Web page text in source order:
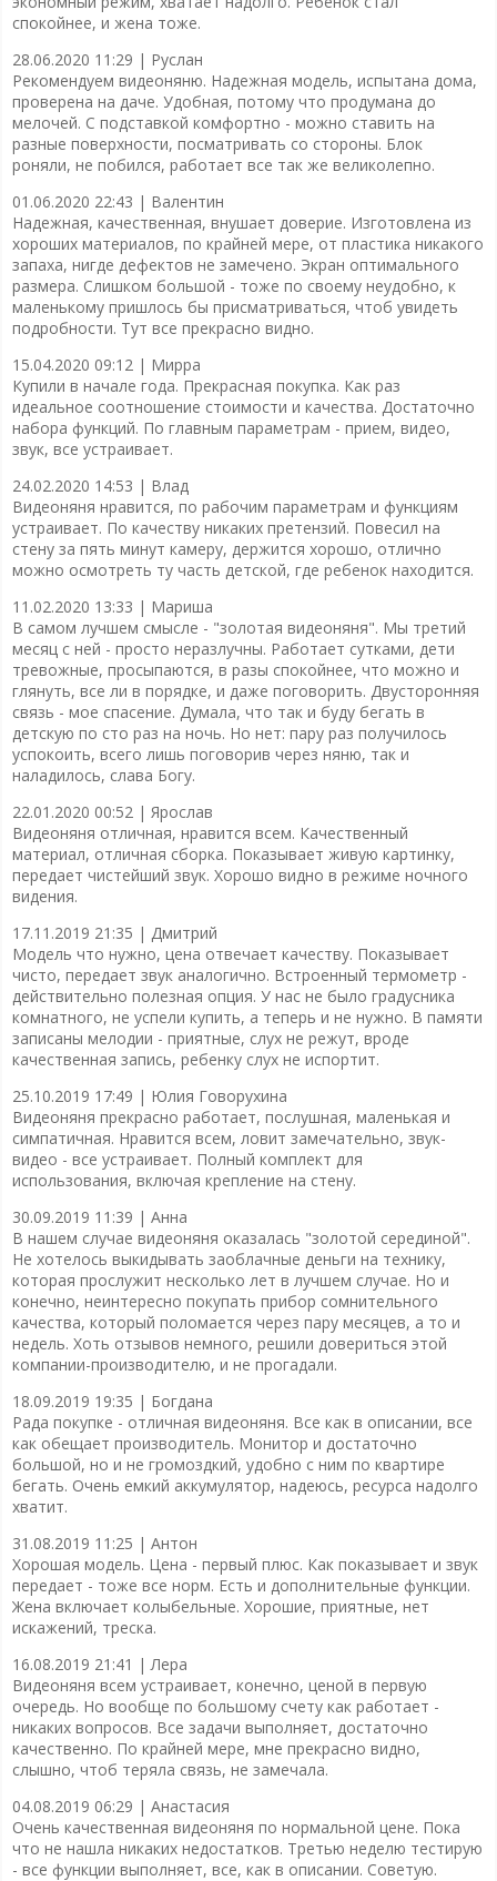
спокойнее, и жена тоже.
28.06.2020 11:29 | Руслан
Рекомендуем видеоняню. Надежная модель, испытана дома,
проверена на даче. Удобная, потому что продумана до
мелочей. С подставкой комфортно - можно ставить на
разные поверхности, посматривать со стороны. Блок
роняли, не побился, работает все так же великолепно.
01.06.2020 22:43 | Валентин
Надежная, качественная, внушает доверие. Изготовлена из
хороших материалов, по крайней мере, от пластика никакого
запаха, нигде дефектов не замечено. Экран оптимального
размера. Слишком большой - тоже по своему неудобно, к
маленькому пришлось бы присматриваться, чтоб увидеть
подробности. Тут все прекрасно видно.
15.04.2020 09:12 | Мирра
Купили в начале года. Прекрасная покупка. Как раз
идеальное соотношение стоимости и качества. Достаточно
набора функций. По главным параметрам - прием, видео,
звук, все устраивает.
24.02.2020 14:53 | Влад
Видеоняня нравится, по рабочим параметрам и функциям
устраивает. По качеству никаких претензий. Повесил на
стену за пять минут камеру, держится хорошо, отлично
можно осмотреть ту часть детской, где ребенок находится.
11.02.2020 13:33 | Мариша
В самом лучшем смысле - "золотая видеоняня". Мы третий
месяц с ней - просто неразлучны. Работает сутками, дети
тревожные, просыпаются, в разы спокойнее, что можно и
глянуть, все ли в порядке, и даже поговорить. Двусторонняя
связь - мое спасение. Думала, что так и буду бегать в
детскую по сто раз на ночь. Но нет: пару раз получилось
успокоить, всего лишь поговорив через няню, так и
наладилось, слава Богу.
22.01.2020 00:52 | Ярослав
Видеоняня отличная, нравится всем. Качественный
материал, отличная сборка. Показывает живую картинку,
передает чистейший звук. Хорошо видно в режиме ночного
видения.
17.11.2019 21:35 | Дмитрий
Модель что нужно, цена отвечает качеству. Показывает
чисто, передает звук аналогично. Встроенный термометр -
действительно полезная опция. У нас не было градусника
комнатного, не успели купить, а теперь и не нужно. В памяти
записаны мелодии - приятные, слух не режут, вроде
качественная запись, ребенку слух не испортит.
25.10.2019 17:49 | Юлия Говорухина
Видеоняня прекрасно работает, послушная, маленькая и
симпатичная. Нравится всем, ловит замечательно, звук-
видео - все устраивает. Полный комплект для
использования, включая крепление на стену.
30.09.2019 11:39 | Анна
В нашем случае видеоняня оказалась "золотой серединой".
Не хотелось выкидывать заоблачные деньги на технику,
которая прослужит несколько лет в лучшем случае. Но и
конечно, неинтересно покупать прибор сомнительного
качества, который поломается через пару месяцев, а то и
недель. Хоть отзывов немного, решили довериться этой
компании-производителю, и не прогадали.
18.09.2019 19:35 | Богдана
Рада покупке - отличная видеоняня. Все как в описании, все
как обещает производитель. Монитор и достаточно
большой, но и не громоздкий, удобно с ним по квартире
бегать. Очень емкий аккумулятор, надеюсь, ресурса надолго
хватит.
31.08.2019 11:25 | Антон
Хорошая модель. Цена - первый плюс. Как показывает и звук
передает - тоже все норм. Есть и дополнительные функции.
Жена включает колыбельные. Хорошие, приятные, нет
искажений, треска.
16.08.2019 21:41 |Лера
Видеоняня всем устраивает, конечно, ценой в первую
очередь. Но вообще по большому счету как работает -
никаких вопросов. Все задачи выполняет, достаточно
качественно. По крайней мере, мне прекрасно видно,
слышно, чтоб теряла связь, не замечала.
04.08.2019 06:29 | Анастасия
Очень качественная видеоняня по нормальной цене. Пока
что не нашла никаких недостатков. Третью неделю тестирую
- все функции выполняет, все, как в описании. Советую.